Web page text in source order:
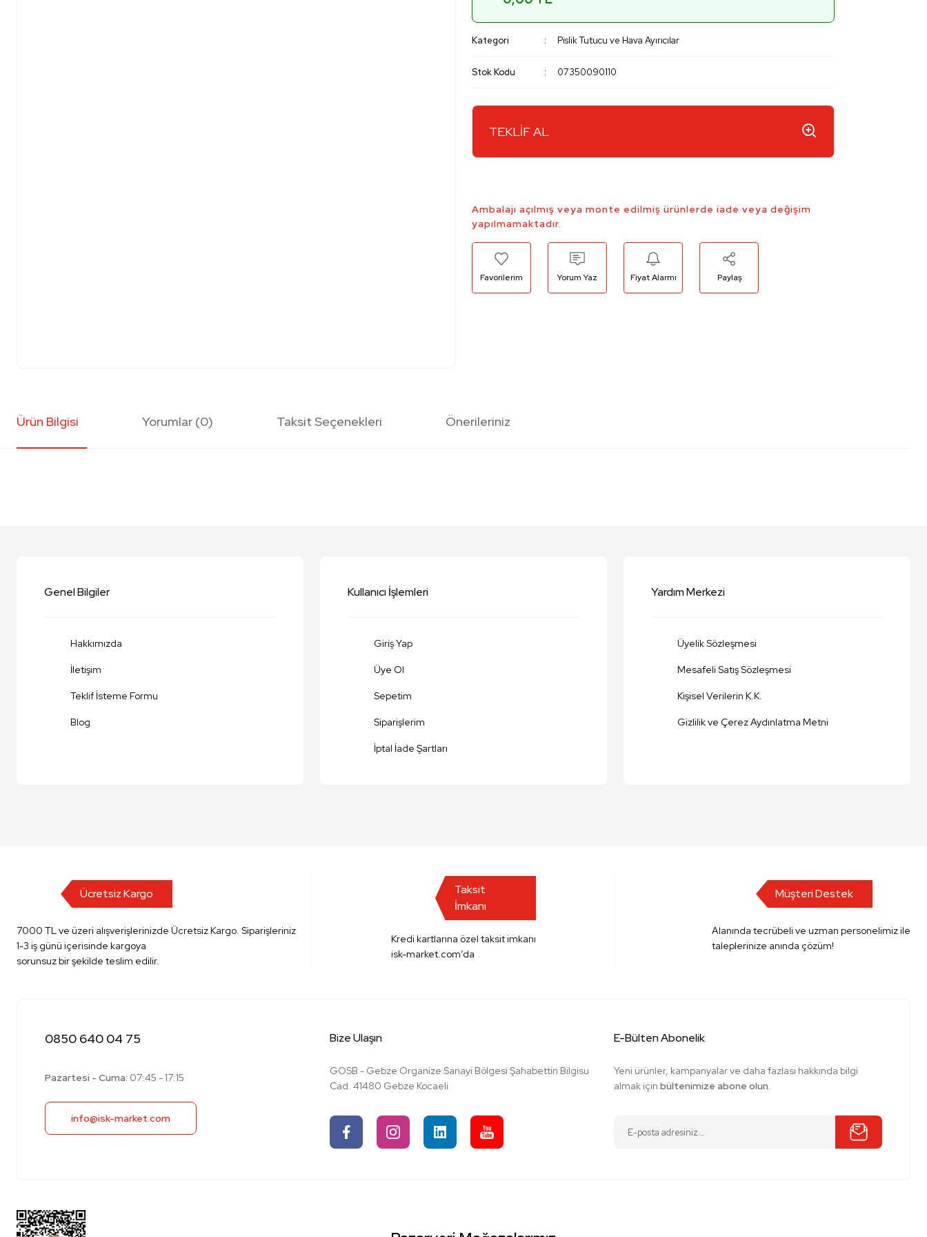
Kategori Pislik Tutucu ve Hava Ayırıcılar
Stok Kodu 07350090110
TEKLİF AL
Ambalajı açılmış veya monte edilmiş ürünlerde iade veya değişim
yapılmamaktadır.
Yorum Yaz Fiyat Alarmı Paylaş
Ürün Bilgisi Yorumlar (0) Taksit Seçenekleri Önerileriniz
Bu ürüne benzer farklı alternatifler olmalı.
Genel Bilgiler
Hakkımızda
İletişim
Teklif İsteme Formu
Blog
Kullanıcı İşlemleri
Giriş Yap
Üye Ol
Sepetim
Siparişlerim
İptal İade Şartları
Yardım Merkezi
Üyelik Sözleşmesi
Mesafeli Satış Sözleşmesi
Kişisel Verilerin K.K.
Gizlilik ve Çerez Aydınlatma Metni
Ücretsiz Kargo
7000 TL ve üzeri alışverişlerinizde Ücretsiz Kargo. Siparişleriniz
1-3 iş günü içerisinde kargoya
sorunsuz bir şekilde teslim edilir.
Taksit
İmkanı
Kredi kartlarına özel taksit imkanı
isk-market.com’da
Müşteri Destek
Alanında tecrübeli ve uzman personelimiz ile
taleplerinize anında çözüm!
0850 640 04 75
Pazartesi - Cuma: 07:45 - 17:15
info@isk-market.com
Bize Ulaşın
GOSB - Gebze Organize Sanayi Bölgesi Şahabettin Bilgisu
Cad. 41480 Gebze Kocaeli
E-Bülten Abonelik
Yeni ürünler, kampanyalar ve daha fazlası hakkında bilgi
almak içinbültenimize abone olun.